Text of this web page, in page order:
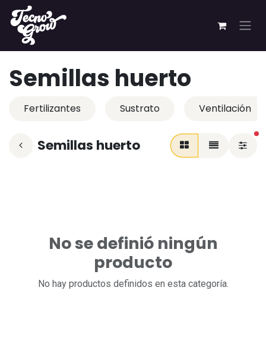
Ir al contenido
Semillas huerto
Fertilizantes Sustrato Ventilación
Semillas huerto
No se definió ningún
producto
No hay productos definidos en esta categoría.